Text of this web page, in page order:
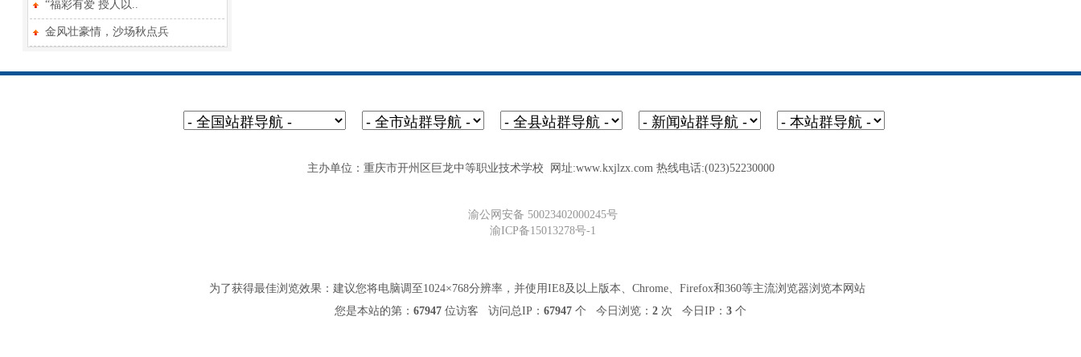
“福彩有爱 授人以..
金风壮豪情，沙场秋点兵
主办单位：重庆市开州区巨龙中等职业技术学校 网址:www.kxjlzx.com 热线电话:(023)52230000
渝公网安备 50023402000245号
渝ICP备15013278号-1
为了获得最佳浏览效果：建议您将电脑调至1024×768分辨率，并使用IE8及以上版本、Chrome、Firefox和360等主流浏览器浏览本网站
您是本站的第： 67947 位访客 访问总IP： 67947 个 今日浏览： 2 次 今日IP： 3 个